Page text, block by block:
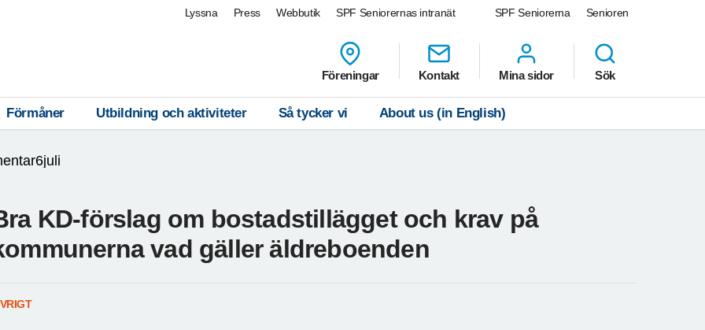
SPF Seniorerna Senioren
Lyssna Press Webbutik SPF Seniorernas intranät
Föreningar Kontakt Mina sidor Sök
Förmåner Utbildning och aktiviteter Så tycker vi About us (in English)
KD-förslag om bostadstillägget och krav på
vad gäller äldreboenden